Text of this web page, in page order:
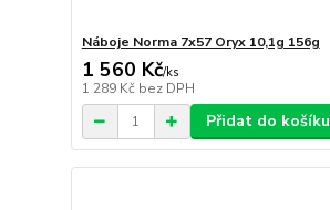
Náboje Norma 7x57 Oryx 10,1g 156g
1 560 Kč/ks
1 289 Kč bez DPH
Přidat do košíku